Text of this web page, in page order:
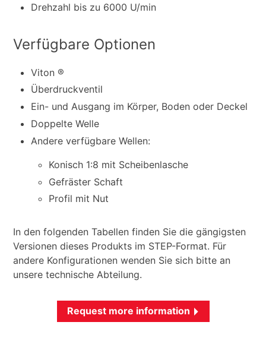
Drehzahl bis zu 6000 U/min
Verfügbare Optionen
Viton ®
Überdruckventil
Ein- und Ausgang im Körper, Boden oder Deckel
Doppelte Welle
Andere verfügbare Wellen:
Konisch 1:8 mit Scheibenlasche
Gefräster Schaft
Profil mit Nut
In den folgenden Tabellen finden Sie die gängigsten
Versionen dieses Produkts im STEP-Format. Für
andere Konfigurationen wenden Sie sich bitte an
unsere technische Abteilung.
Request more information